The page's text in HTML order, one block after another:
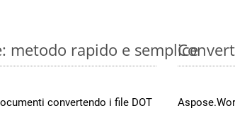
metodo rapido e semplice
convertendo i file DOT